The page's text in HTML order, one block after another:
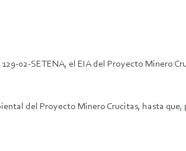
02-SETENA, el EIA del Proyecto Minero
del Proyecto Minero Crucitas, hasta que,